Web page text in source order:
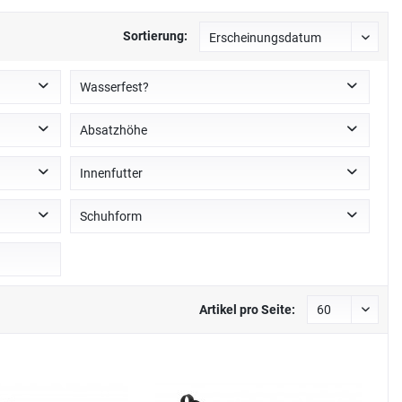
Sortierung:
Wasserfest?
nein
Absatzhöhe
kein Absatz
Innenfutter
Textil
Schuhform
Artikel pro Seite: